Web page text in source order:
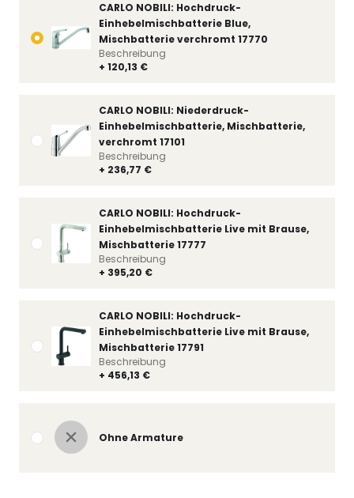
CARLO NOBILI: Hochdruck-
Einhebelmischbatterie Blue,
Mischbatterie verchromt 17770
+ 120,13 €
Beschreibung
CARLO NOBILI: Niederdruck-
Einhebelmischbatterie, Mischbatterie,
verchromt 17101
+ 236,77 €
Beschreibung
CARLO NOBILI: Hochdruck-
Einhebelmischbatterie Live mit Brause,
Mischbatterie 17777
+ 395,20 €
Beschreibung
CARLO NOBILI: Hochdruck-
Einhebelmischbatterie Live mit Brause,
Mischbatterie 17791
+ 456,13 €
Beschreibung
Ohne Armature